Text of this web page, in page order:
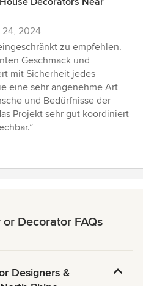
24, 2024
zu empfehlen.
Geschmack und
mit Sicherheit jedes
eine sehr angenehme Art
und Bedürfnisse der
Projekt sehr gut koordiniert
Decorator FAQs
Designers &